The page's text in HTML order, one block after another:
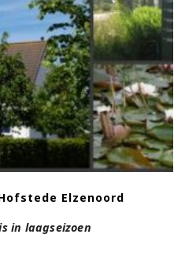
Elzenoord
in laagseizoen